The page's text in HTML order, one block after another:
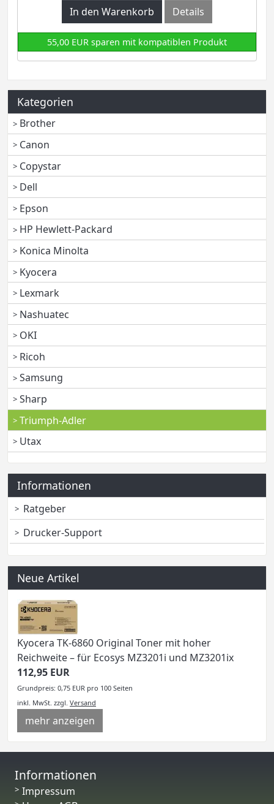
In den Warenkorb
Details
55,00 EUR sparen mit kompatiblen Produkt
Kategorien
Brother
Canon
Copystar
Dell
Epson
HP Hewlett-Packard
Konica Minolta
Kyocera
Lexmark
Nashuatec
OKI
Ricoh
Samsung
Sharp
Triumph-Adler
Utax
Informationen
Ratgeber
Drucker-Support
Neue Artikel
Kyocera TK-6860 Original Toner mit hoher
Reichweite – für Ecosys MZ3201i und MZ3201ix
112,95 EUR
Grundpreis: 0,75 EUR pro 100 Seiten
inkl. MwSt. zzgl. Versand
mehr anzeigen
Informationen
Impressum